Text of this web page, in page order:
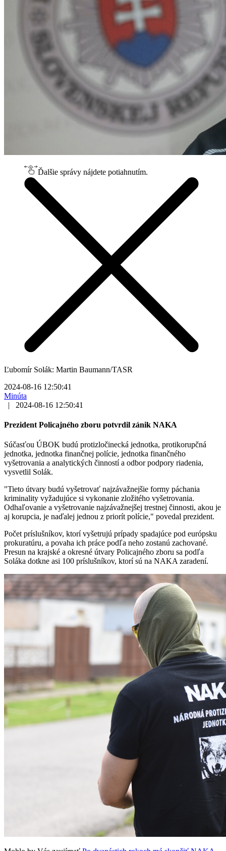
Ďalšie správy nájdete potiahnutím.
Ľubomír Solák: Martin Baumann/TASR
2024-08-16 12:50:41
Minúta
|
2024-08-16 12:50:41
Prezident Policajného zboru potvrdil zánik NAKA
Súčasťou ÚBOK budú protizločinecká jednotka, protikorupčná
jednotka, jednotka finančnej polície, jednotka finančného
vyšetrovania a analytických činností a odbor podpory riadenia,
vysvetlil Solák.
"Tieto útvary budú vyšetrovať najzávažnejšie formy páchania
kriminality vyžadujúce si vykonanie zložitého vyšetrovania.
Odhaľovanie a vyšetrovanie najzávažnejšej trestnej činnosti, akou je
aj korupcia, je naďalej jednou z priorít polície," povedal prezident.
Počet príslušníkov, ktorí vyšetrujú prípady spadajúce pod európsku
prokuratúru, a povaha ich práce podľa neho zostanú zachované.
Presun na krajské a okresné útvary Policajného zboru sa podľa
Soláka dotkne asi 100 príslušníkov, ktorí sú na NAKA zaradení.